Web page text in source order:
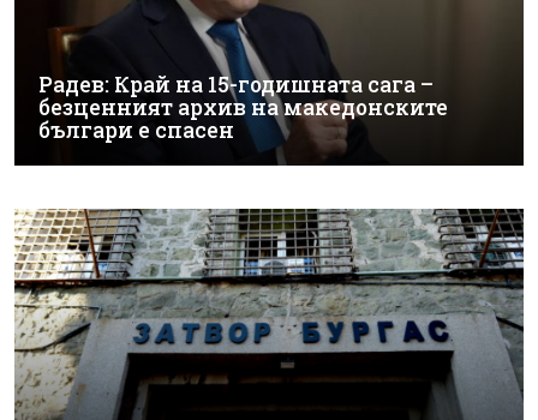
Радев: Край на 15-годишната сага –
безценният архив на македонските
българи е спасен